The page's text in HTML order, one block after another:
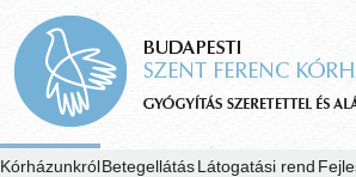
KórházunkrólBetegellátásLátogatási rend